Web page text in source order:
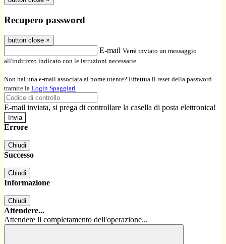
Recupero password
button close ×
E-mail Verrà inviato un messaggio
all'indirizzo indicato con le istruzioni necessarie.
Non hai una e-mail associata al nome utente? Effettua il reset della password
tramite la Login Spaggiari
E-mail inviata, si prega di controllare la casella di posta elettronica!
Errore
Chiudi
Successo
Chiudi
Informazione
Chiudi
Attendere...
Attendere il completamento dell'operazione...